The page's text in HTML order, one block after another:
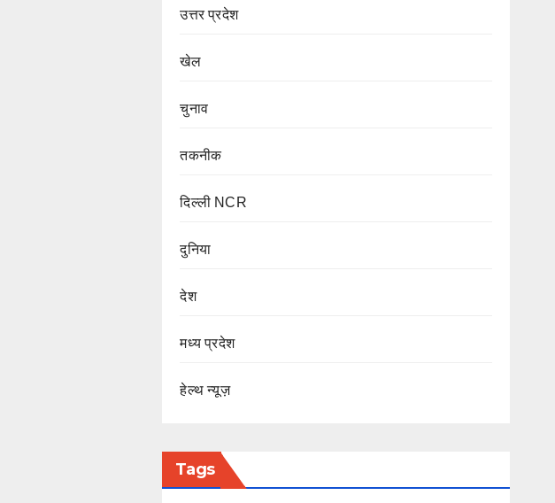
उत्तर प्रदेश
खेल
चुनाव
तकनीक
दिल्ली NCR
दुनिया
देश
मध्य प्रदेश
हेल्थ न्यूज़
Tags